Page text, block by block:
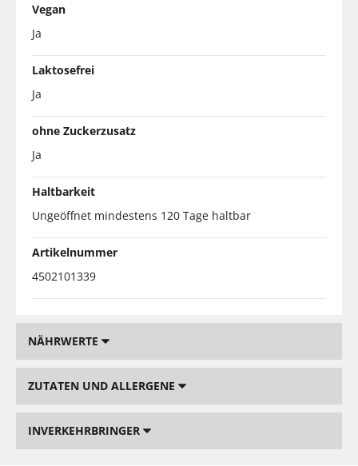
Vegan
Ja
Laktosefrei
Ja
ohne Zuckerzusatz
Ja
Haltbarkeit
Ungeöffnet mindestens 120 Tage haltbar
Artikelnummer
4502101339
NÄHRWERTE
ZUTATEN UND ALLERGENE
INVERKEHRBRINGER